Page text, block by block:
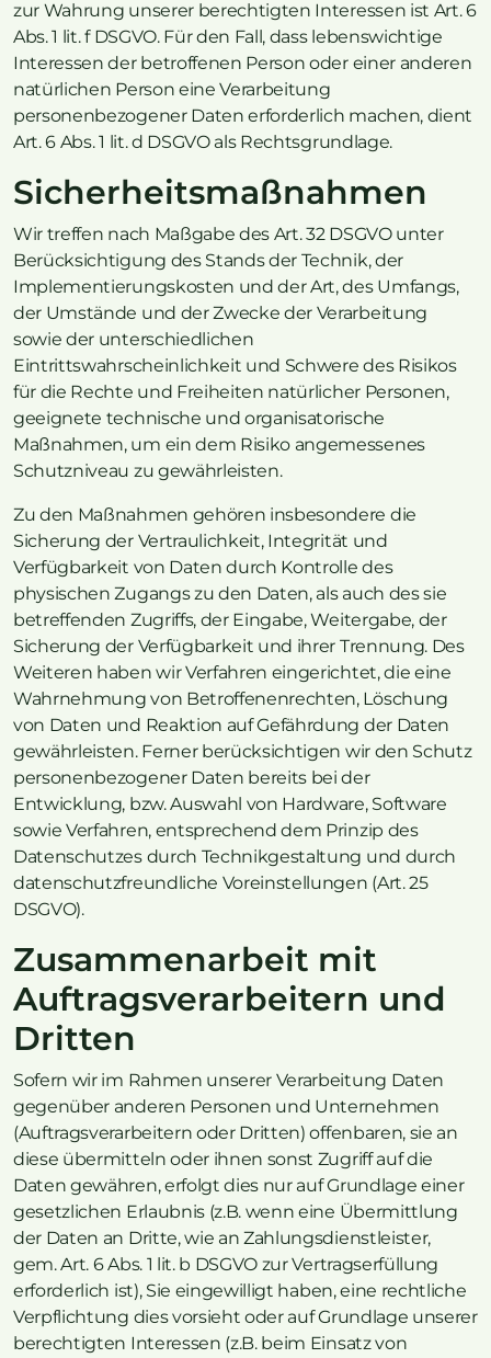
zur Wahrung unserer berechtigten Interessen ist Art. 6
Abs. 1 lit. f DSGVO. Für den Fall, dass lebenswichtige
Interessen der betroffenen Person oder einer anderen
natürlichen Person eine Verarbeitung
personenbezogener Daten erforderlich machen, dient
Art. 6 Abs. 1 lit. d DSGVO als Rechtsgrundlage.
Sicherheitsmaßnahmen
Wir treffen nach Maßgabe des Art. 32 DSGVO unter
Berücksichtigung des Stands der Technik, der
Implementierungskosten und der Art, des Umfangs,
der Umstände und der Zwecke der Verarbeitung
sowie der unterschiedlichen
Eintrittswahrscheinlichkeit und Schwere des Risikos
für die Rechte und Freiheiten natürlicher Personen,
geeignete technische und organisatorische
Maßnahmen, um ein dem Risiko angemessenes
Schutzniveau zu gewährleisten.
Zu den Maßnahmen gehören insbesondere die
Sicherung der Vertraulichkeit, Integrität und
Verfügbarkeit von Daten durch Kontrolle des
physischen Zugangs zu den Daten, als auch des sie
betreffenden Zugriffs, der Eingabe, Weitergabe, der
Sicherung der Verfügbarkeit und ihrer Trennung. Des
Weiteren haben wir Verfahren eingerichtet, die eine
Wahrnehmung von Betroffenenrechten, Löschung
von Daten und Reaktion auf Gefährdung der Daten
gewährleisten. Ferner berücksichtigen wir den Schutz
personenbezogener Daten bereits bei der
Entwicklung, bzw. Auswahl von Hardware, Software
sowie Verfahren, entsprechend dem Prinzip des
Datenschutzes durch Technikgestaltung und durch
datenschutzfreundliche Voreinstellungen (Art. 25
DSGVO).
Zusammenarbeit mit
Auftragsverarbeitern und
Dritten
Sofern wir im Rahmen unserer Verarbeitung Daten
gegenüber anderen Personen und Unternehmen
(Auftragsverarbeitern oder Dritten) offenbaren, sie an
diese übermitteln oder ihnen sonst Zugriff auf die
Daten gewähren, erfolgt dies nur auf Grundlage einer
gesetzlichen Erlaubnis (z.B. wenn eine Übermittlung
der Daten an Dritte, wie an Zahlungsdienstleister,
gem. Art. 6 Abs. 1 lit. b DSGVO zur Vertragserfüllung
erforderlich ist), Sie eingewilligt haben, eine rechtliche
Verpflichtung dies vorsieht oder auf Grundlage unserer
berechtigten Interessen (z.B. beim Einsatz von